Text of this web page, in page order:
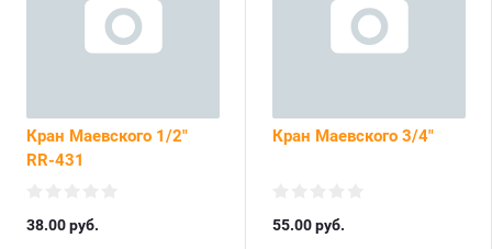
Кран Маевского 1/2"
RR-431
38.00руб.
Кран Маевского 3/4"
55.00руб.